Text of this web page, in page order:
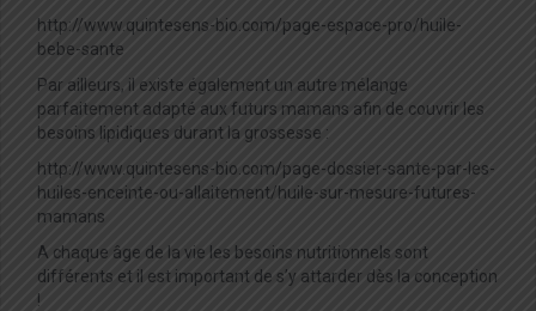
http://www.quintesens-bio.com/page-espace-pro/huile-
bebe-sante
Par ailleurs, il existe également un autre mélange
parfaitement adapté aux futurs mamans afin de couvrir les
besoins lipidiques durant la grossesse :
http://www.quintesens-bio.com/page-dossier-sante-par-les-
huiles-enceinte-ou-allaitement/huile-sur-mesure-futures-
mamans
A chaque âge de la vie les besoins nutritionnels sont
différents et il est important de s’y attarder dès la conception
!